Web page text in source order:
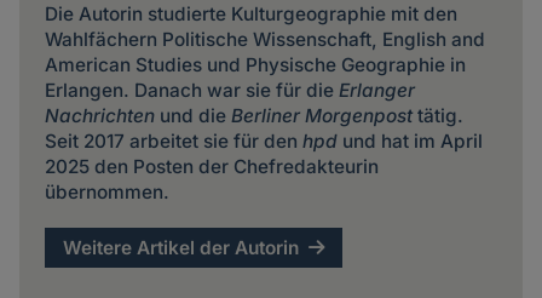
Die Autorin studierte Kulturgeographie mit den
Wahlfächern Politische Wissenschaft, English and
American Studies und Physische Geographie in
Erlangen. Danach war sie für die Erlanger
Nachrichtenund die Berliner Morgenposttätig.
Seit 2017 arbeitet sie für den hpdund hat im April
2025 den Posten der Chefredakteurin
übernommen.
Weitere Artikel der Autorin